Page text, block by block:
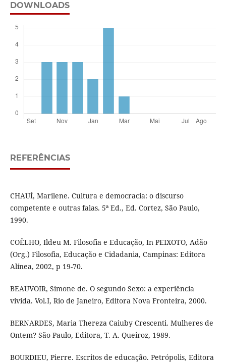
DOWNLOADS
REFERÊNCIAS
CHAUÍ, Marilene. Cultura e democracia: o discurso
competente e outras falas. 5ª Ed., Ed. Cortez, São Paulo,
1990.
COÊLHO, Ildeu M. Filosofia e Educação, In PEIXOTO, Adão
(Org.) Filosofia, Educação e Cidadania, Campinas: Editora
Alínea, 2002, p 19-70.
BEAUVOIR, Simone de. O segundo Sexo: a experiência
vivida. Vol.I, Rio de Janeiro, Editora Nova Fronteira, 2000.
BERNARDES, Maria Thereza Caiuby Crescenti. Mulheres de
Ontem? São Paulo, Editora, T. A. Queiroz, 1989.
BOURDIEU, Pierre. Escritos de educação. Petrópolis, Editora